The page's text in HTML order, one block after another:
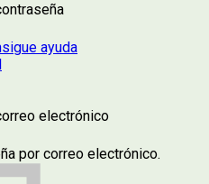
ayuda
electrónico
por correo electrónico.